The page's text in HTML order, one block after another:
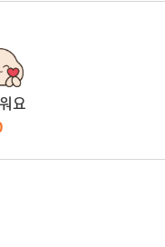
요